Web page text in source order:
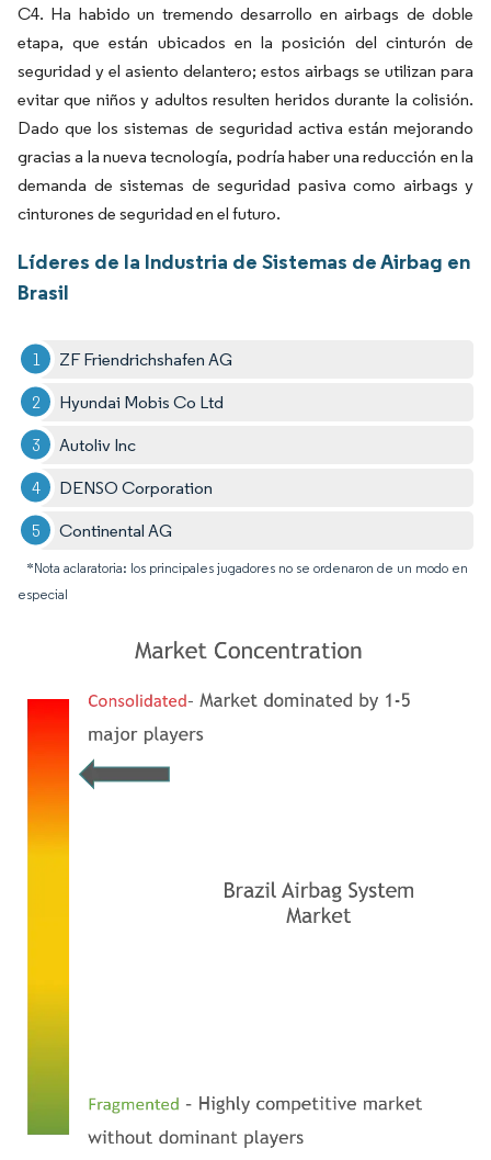
C4. Ha habido un tremendo desarrollo en airbags de doble
etapa, que están ubicados en la posición del cinturón de
seguridad y el asiento delantero; estos airbags se utilizan para
evitar que niños y adultos resulten heridos durante la colisión.
Dado que los sistemas de seguridad activa están mejorando
gracias a la nueva tecnología, podría haber una reducción en la
demanda de sistemas de seguridad pasiva como airbags y
cinturones de seguridad en el futuro.
Líderes de la Industria de Sistemas de Airbag en
Brasil
ZF Friendrichshafen AG
Hyundai Mobis Co Ltd
Autoliv Inc
DENSO Corporation
Continental AG
*Nota aclaratoria: los principales jugadores no se ordenaron de un modo en
especial